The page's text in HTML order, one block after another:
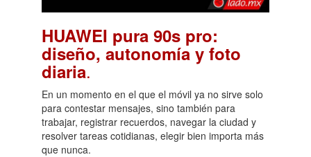
HUAWEI pura 90s pro:
diseño, autonomía y foto
diaria.
En un momento en el que el móvil ya no sirve solo
para contestar mensajes, sino también para
trabajar, registrar recuerdos, navegar la ciudad y
resolver tareas cotidianas, elegir bien importa más
que nunca.